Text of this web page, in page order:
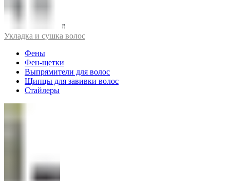
Укладка и сушка волос
Фены
Фен-щетки
Выпрямители для волос
Щипцы для завивки волос
Стайлеры